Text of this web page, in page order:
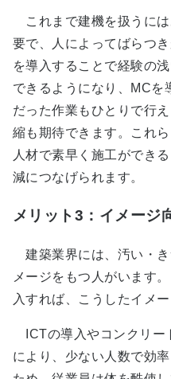
これまで建機を扱うに
要で、人によってばらつ
を導入することで経験の
できるようになり、MCを
だった作業もひとりで行
縮も期待できます。これ
人材で素早く施工ができ
減につなげられます。
メリット3：イメージ
建築業界には、汚い・
メージをもつ人がいます
入すれば、こうしたイメ
ICTの導入やコンクリー
により、少ない人数で効